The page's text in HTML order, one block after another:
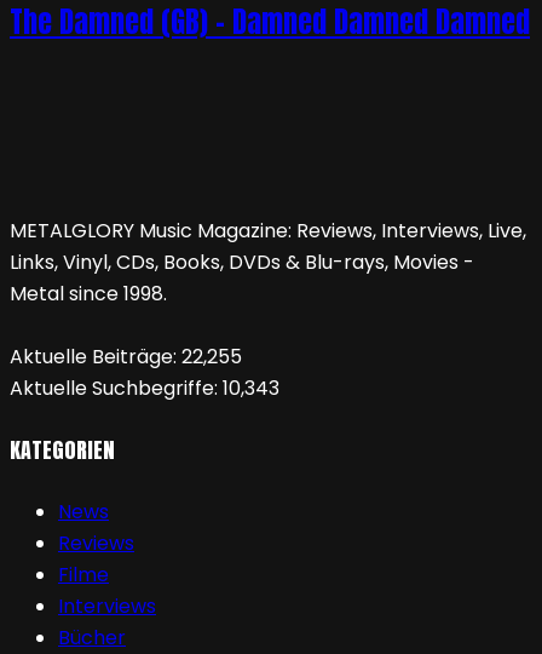
The Damned (GB) – Damned Damned Damned
METALGLORY Music Magazine: Reviews, Interviews, Live,
Links, Vinyl, CDs, Books, DVDs & Blu-rays, Movies -
Metal since 1998.
Aktuelle Beiträge: 22,255
Aktuelle Suchbegriffe: 10,343
KATEGORIEN
News
Reviews
Filme
Interviews
Bücher